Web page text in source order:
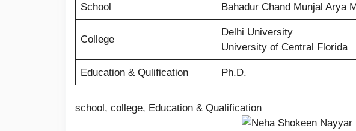
School Bahadur Chand Munjal Arya
College
Delhi University
University of Central Florida
Education & Qulification Ph.D.
school, college, Education & Qualification